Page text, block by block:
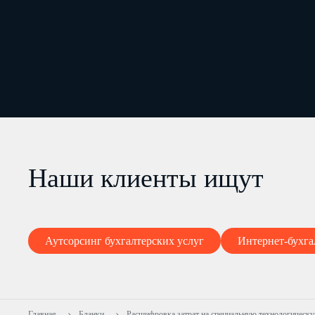
Наши клиенты ищут
Аутсорсинг бухгалтерских услуг Интернет-